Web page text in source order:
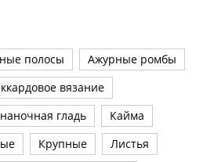
полосы
Ажурные ромбы
вязание
гладь
Кайма
Крупные
Листья